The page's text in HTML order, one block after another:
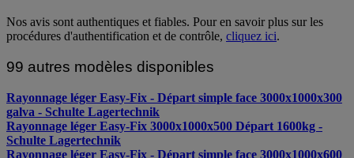
Nos avis sont authentiques et fiables. Pour en savoir plus sur les
procédures d'authentification et de contrôle, cliquez ici.
99 autres modèles disponibles
Rayonnage léger Easy-Fix - Départ simple face 3000x1000x300
galva - Schulte Lagertechnik
Rayonnage léger Easy-Fix 3000x1000x500 Départ 1600kg -
Schulte Lagertechnik
Rayonnage léger Easy-Fix - Départ simple face 3000x1000x600